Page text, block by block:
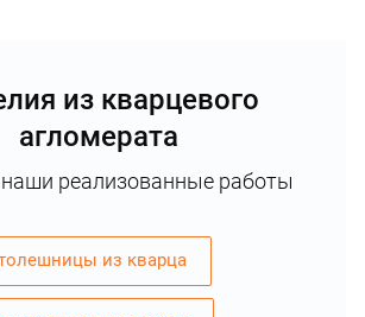
из кварцевого
агломерата
реализованные работы
из кварца